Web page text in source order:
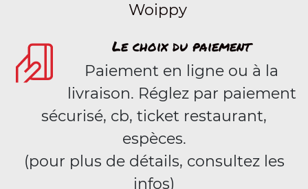
Woippy
Le choix du paiement
Paiement en ligne ou à la
livraison. Réglez par paiement
sécurisé, cb, ticket restaurant,
espèces.
(pour plus de détails, consultez les
infos)